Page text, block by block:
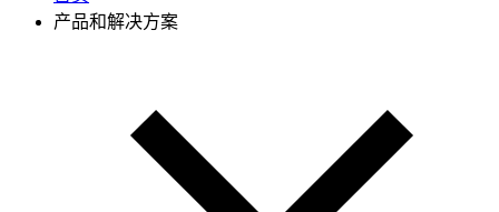
产品和解决方案